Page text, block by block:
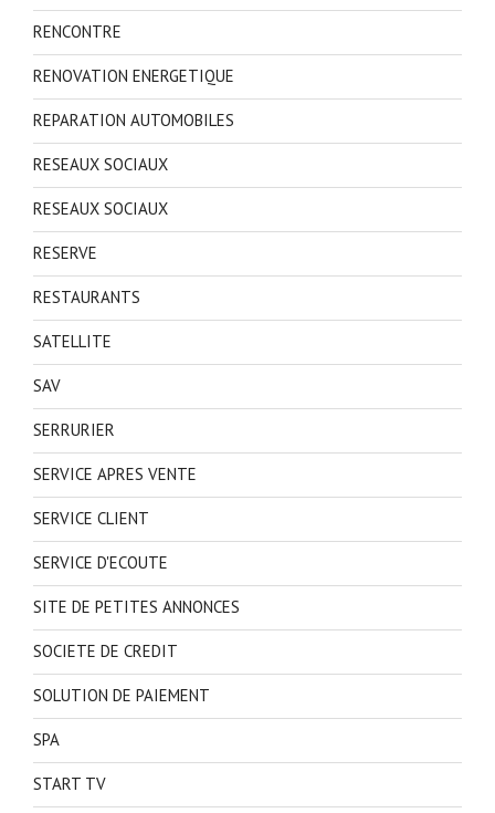
RENCONTRE
RENOVATION ENERGETIQUE
REPARATION AUTOMOBILES
RESEAUX SOCIAUX
RESEAUX SOCIAUX
RESERVE
RESTAURANTS
SATELLITE
SAV
SERRURIER
SERVICE APRES VENTE
SERVICE CLIENT
SERVICE D'ECOUTE
SITE DE PETITES ANNONCES
SOCIETE DE CREDIT
SOLUTION DE PAIEMENT
SPA
START TV